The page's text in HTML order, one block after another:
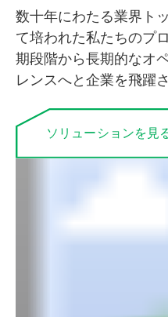
数十年にわたる業界ト
て培われた私たちのプ
期段階から長期的なオ
レンスへと企業を飛躍
ソリューションを見